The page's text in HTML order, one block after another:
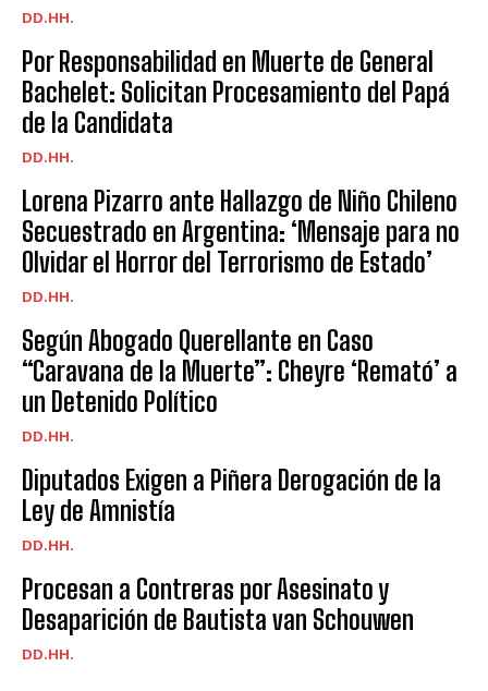
DD.HH.
Por Responsabilidad en Muerte de General
Bachelet: Solicitan Procesamiento del Papá
de la Candidata
DD.HH.
Lorena Pizarro ante Hallazgo de Niño Chileno
Secuestrado en Argentina: ‘Mensaje para no
Olvidar el Horror del Terrorismo de Estado’
DD.HH.
Según Abogado Querellante en Caso
“Caravana de la Muerte”: Cheyre ‘Remató’ a
un Detenido Político
DD.HH.
Diputados Exigen a Piñera Derogación de la
Ley de Amnistía
DD.HH.
Procesan a Contreras por Asesinato y
Desaparición de Bautista van Schouwen
DD.HH.